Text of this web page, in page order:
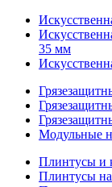
35 мм
Модульные
Плинтусы и
Плинтусы